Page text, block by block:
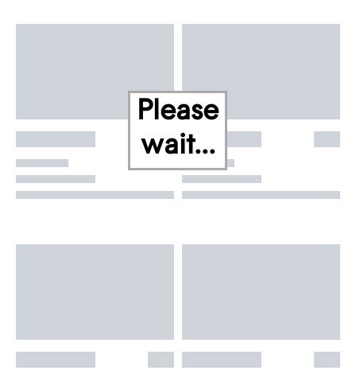
Please
wait...